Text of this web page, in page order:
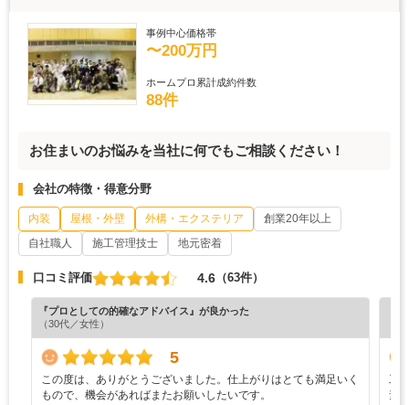
事例中心価格帯
〜200万円
ホームプロ累計成約件数
88件
お住まいのお悩みを当社に何でもご相談ください！
会社の特徴・得意分野
内装 屋根・外壁 外構・エクステリア
創業20年以上
自社職人
施工管理技士 地元密着
口コミ評価 4.6 （63件）
『プロとしての的確なアドバイス』が良かった
（30代／女性）
5
この度は、ありがとうございました。仕上がりはとても満足いく
もので、機会があればまたお願いしたいです。
工
素